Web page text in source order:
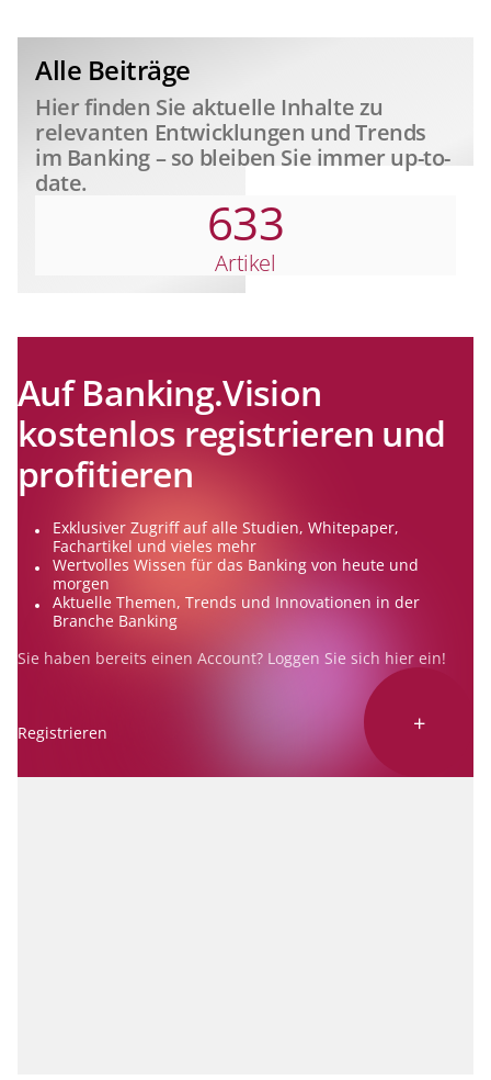
Alle Beiträge
Hier finden Sie aktuelle Inhalte zu
relevanten Entwicklungen und Trends
im Banking – so bleiben Sie immer up-to-
date.
633
Artikel
Auf Banking.Vision
kostenlos registrieren und
profitieren
Exklusiver Zugriff auf alle Studien, Whitepaper,
Fachartikel und vieles mehr
Wertvolles Wissen für das Banking von heute und
morgen
Aktuelle Themen, Trends und Innovationen in der
Branche Banking
Sie haben bereits einen Account? Loggen Sie sich hier ein!
Registrieren +